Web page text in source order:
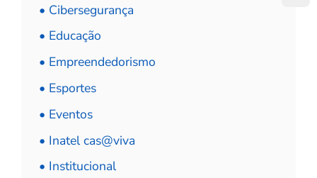
• Cibersegurança
• Educação
• Empreendedorismo
• Esportes
• Eventos
• Inatel cas@viva
• Institucional